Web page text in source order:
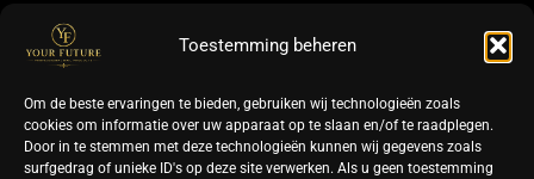
Toestemming beheren
Om de beste ervaringen te bieden, gebruiken wij technologieën zoals
cookies om informatie over uw apparaat op te slaan en/of te raadplegen.
Door in te stemmen met deze technologieën kunnen wij gegevens zoals
surfgedrag of unieke ID's op deze site verwerken. Als u geen toestemming
076-88 78 592